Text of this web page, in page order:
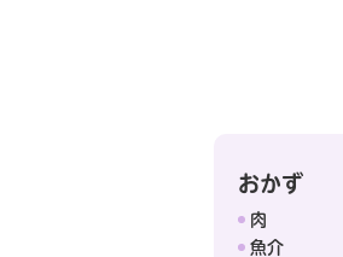
おかず
肉
魚介